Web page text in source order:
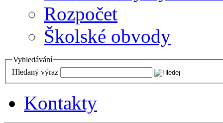
Rozpočet
Školské obvody
Vyhledávání
Hledaný výraz
Kontakty